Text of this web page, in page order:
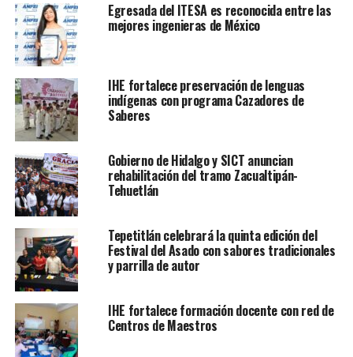
Egresada del ITESA es reconocida entre las
mejores ingenieras de México
IHE fortalece preservación de lenguas
indígenas con programa Cazadores de
Saberes
Gobierno de Hidalgo y SICT anuncian
rehabilitación del tramo Zacualtipán-
Tehuetlán
Tepetitlán celebrará la quinta edición del
Festival del Asado con sabores tradicionales
y parrilla de autor
IHE fortalece formación docente con red de
Centros de Maestros